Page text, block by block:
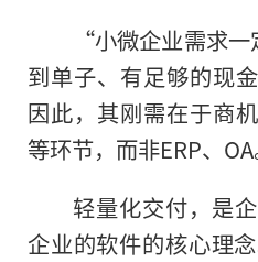
“小微企业需求
到单子、有足够的现
因此，其刚需在于商
等环节，而非ERP、OA
轻量化交付，是
企业的软件的核心理